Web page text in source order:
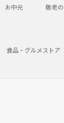
お中元 敬老
食品・グルメストア